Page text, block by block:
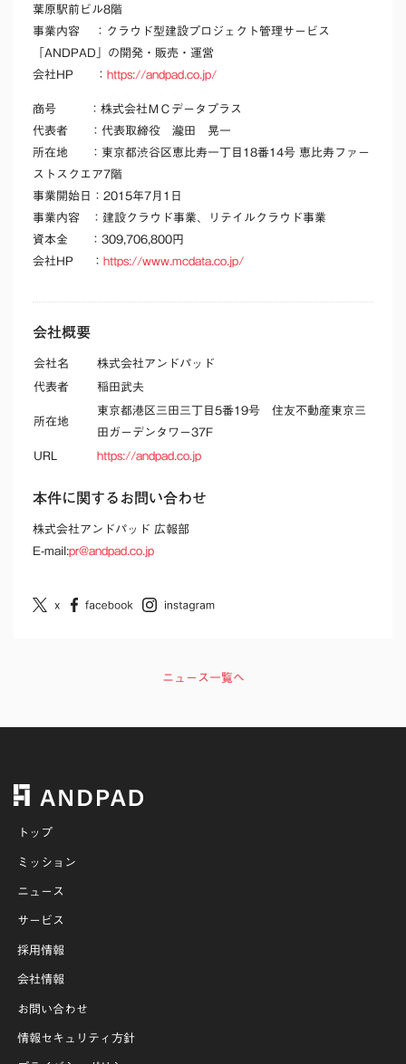
葉原駅前ビル8階
事業内容
：クラウド型建設プロジェクト管理サービス
「ANDPAD」の開発・販売・運営
会社HP
： https://andpad.co.jp/
商号 ：株式会社 ＭＣデータプラス
代表者
：代表取締役 瀧田 晃一
所在地
： 東京都渋谷区恵比寿一丁目 18番14号 恵比寿ファー
ストスクエア7階
事業開始日
：2015年7月1日
事業内容
： 建設クラウド事業、リテイルクラウド事業
資本金
：309,706,800円
会社HP
： https://www.mcdata.co.jp/
会社概要
会社名
株式会社アンドパッド
代表者
稲田武夫
所在地
東京都港区三田三丁目5番19号 住友不動産東京三
田ガーデンタワー37F
URL
https://andpad.co.jp
本件に関するお問い合わせ
株式会社アンドパッド 広報部
E-mail:pr@andpad.co.jp
ニュース一覧へ
トップ
ミッション
ニュース
サービス
採用情報
会社情報
お問い合わせ
情報セキュリティ方針